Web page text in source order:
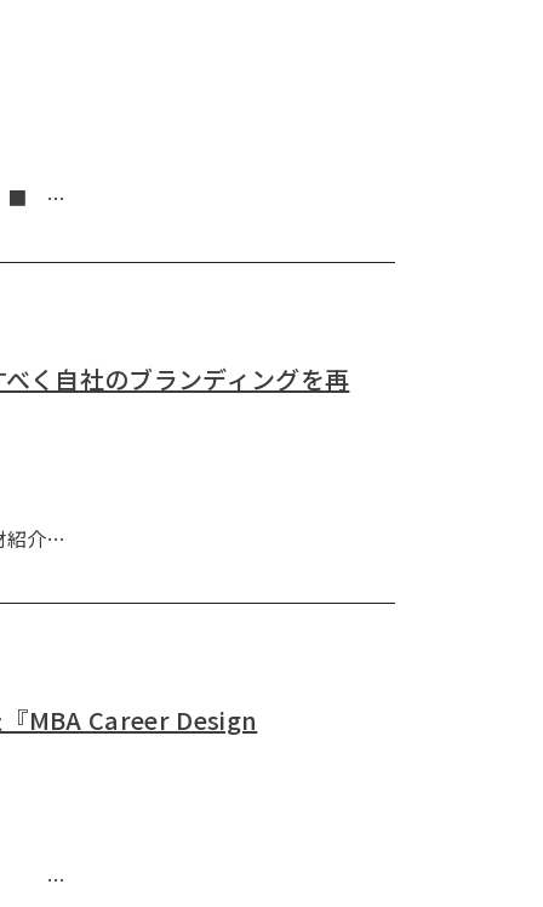
■ …
く自社のブランディングを再
介…
MBA Career Design
…